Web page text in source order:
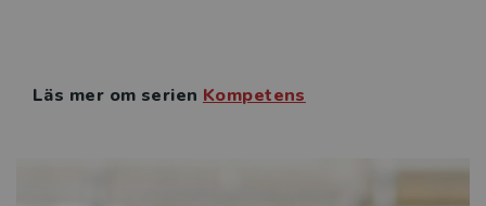
eller UF-företagande. Det mycket fylliga innehållet
Läs mer om serien Kompetens